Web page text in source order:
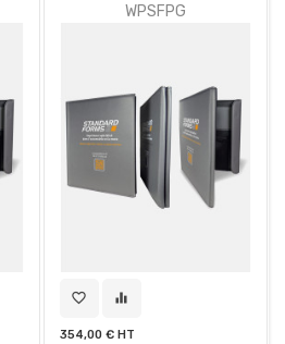
WPSFPG
favorite_border equalizer
354,00 € HT